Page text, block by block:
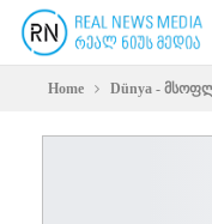
Home Dünya -